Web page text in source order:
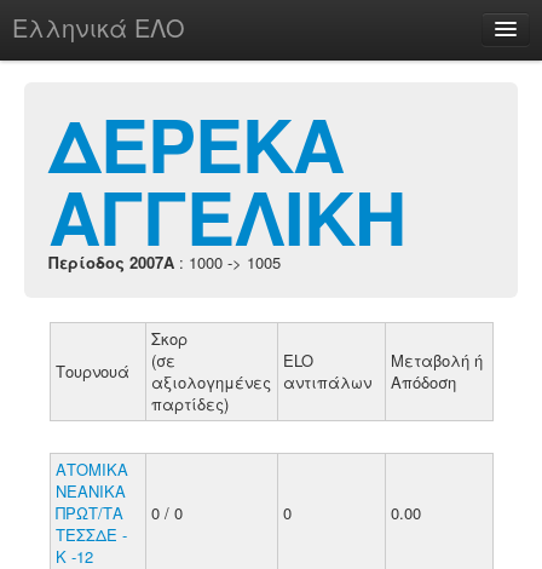
Ελληνικά ΕΛΟ
chesstu.be @ discord
Login
ΔΕΡΕΚΑ
ΑΓΓΕΛΙΚΗ
Περίοδος 2007A : 1000 -> 1005
Τουρνουά
Σκορ
(σε
αξιολογημένες
παρτίδες)
ELO
αντιπάλων
Μεταβολή ή
Απόδοση
ΑΤΟΜΙΚΑ
ΝΕΑΝΙΚΑ
ΠΡΩΤ/ΤΑ
ΤΕΣΣΔΕ -
Κ -12
0 / 0 0 0.00